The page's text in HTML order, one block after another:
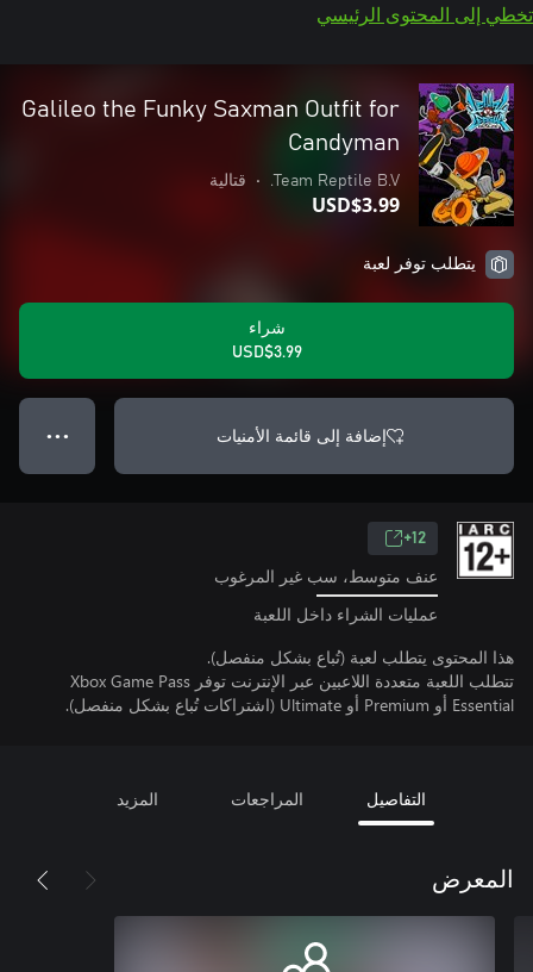
تخطي إلى المحتوى الرئيسي
Galileo the Funky Saxman Outfit for
Candyman
Team Reptile B.V.
• قتالية
USD$3.99
يتطلب توفر لعبة
شراء
USD$3.99
إضافة إلى قائمة الأمنيات ● ● ●
12+
عنف متوسط، سب غير المرغوب
عمليات الشراء داخل اللعبة
هذا المحتوى يتطلب لعبة (تُباع بشكل منفصل).
تتطلب اللعبة متعددة اللاعبين عبر الإنترنت توفر Xbox Game Pass
Essential أو Premium أو Ultimate (اشتراكات تُباع بشكل منفصل).
التفاصيل المراجعات المزيد
المعرض